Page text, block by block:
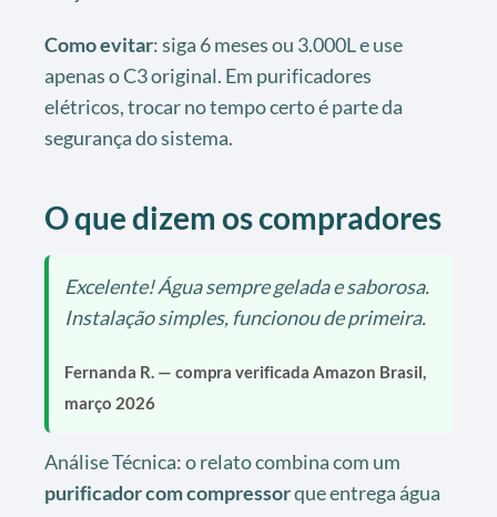
Como evitar: siga 6 meses ou 3.000L e use
apenas o C3 original. Em purificadores
elétricos, trocar no tempo certo é parte da
segurança do sistema.
O que dizem os compradores
Excelente! Água sempre gelada e saborosa.
Instalação simples, funcionou de primeira.
Fernanda R. — compra verificada Amazon Brasil,
março 2026
Análise Técnica: o relato combina com um
purificador com compressorque entrega água